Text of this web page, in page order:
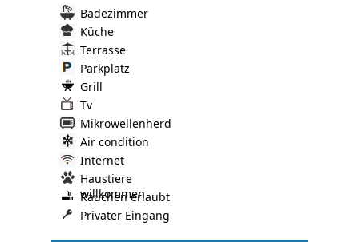
Badezimmer
Küche
Terrasse
Parkplatz
Grill
Tv
Mikrowellenherd
Air condition
Internet
Haustiere
willkommen
Rauchen erlaubt
Privater Eingang